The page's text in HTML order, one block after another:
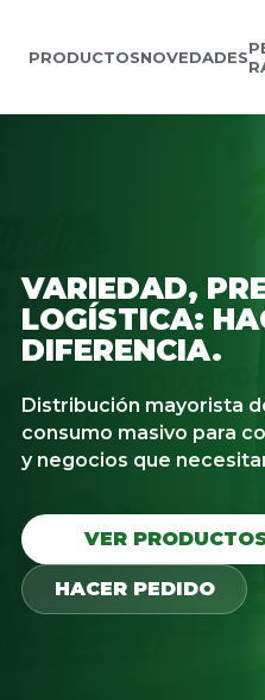
PRODUCTOSNOVEDADES
VARIEDAD,
LOGÍSTICA:
DIFERENCIA.
Distribución mayorista
consumo masivo para
y negocios que
VER
HACER PEDIDO